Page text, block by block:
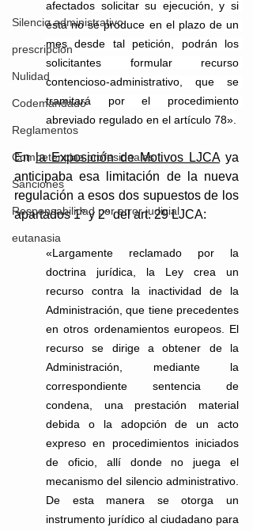
Silencio administrativo
prescripcion
Nulidad
Codemandado
Reglamentos
Competencias profesionales
Sanciones
Responsabilidad por error judicial
eutanasia
afectados solicitar su ejecución, y si
ésta no se produce en el plazo de un
mes desde tal petición, podrán los
solicitantes formular recurso
contencioso-administrativo, que se
tramitará por el procedimiento
abreviado regulado en el artículo 78».
En la Exposición de Motivos LJCA ya
anticipaba esa limitación de la nueva
regulación a esos dos supuestos de los
apartados 1° y 2° del art. 29 LJCA:
«Largamente reclamado por la
doctrina jurídica, la Ley crea un
recurso contra la inactividad de la
Administración, que tiene precedentes
en otros ordenamientos europeos. El
recurso se dirige a obtener de la
Administración, mediante la
correspondiente sentencia de
condena, una prestación material
debida o la adopción de un acto
expreso en procedimientos iniciados
de oficio, allí donde no juega el
mecanismo del silencio administrativo.
De esta manera se otorga un
instrumento jurídico al ciudadano para